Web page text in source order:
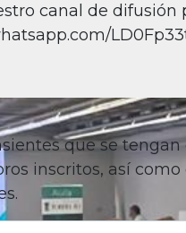
canal de difusión
que se
inscritos, así como